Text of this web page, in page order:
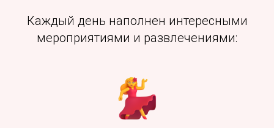
Каждый день наполнен интересными
мероприятиями и развлечениями: